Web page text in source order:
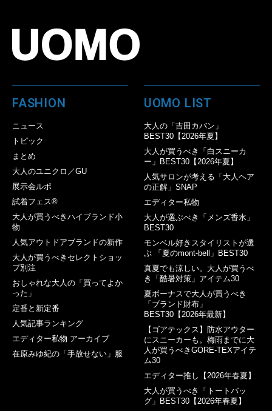
FASHION
ニュース
トピック
まとめ
大人のユニクロ／GU
展示会ルポ
試着フェス®︎
大人が買うべきハイブランド小
物
人気アウトドアブランドの新作
大人が買うべきセレクトショッ
プ別注
おしゃれな大人の「買ってよか
った」
定番と新定番
人気記事ランキング
エディター私物 アーカイブ
在原みゆ紀の「手放せない」服
UOMO LIST
大人の「吉田カバン」
BEST30【2026年夏】
大人が買うべき「白スニーカ
ー」BEST30【2026年夏】
人気サロンが考える「大人ヘア
の正解」SNAP
エディター私物
大人が選ぶべき「メンズ香水」
BEST30
モンベル好きスタイリストが選
ぶ 「夏のmont-bell」BEST30
真夏でも涼しい。大人が買うべ
き「酷暑対策」アイテム30
夏ボーナスで大人が買うべき
「ブランド財布」
BEST30【2026年最新】
【ゴアテックス】防水アウター
にスニーカーも。梅雨までに大
人が買うべきGORE-TEXアイテ
ム30
エディター推し【2026年春夏】
大人が買うべき「トートバッ
グ」BEST30【2026年春夏】